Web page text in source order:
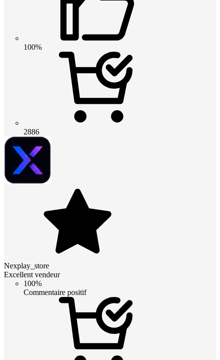
100%
2886
Nexplay_store
Excellent vendeur
100%
Commentaire positif